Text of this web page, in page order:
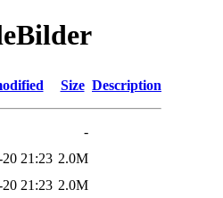
Size Description
-
21:23 2.0M
21:23 2.0M